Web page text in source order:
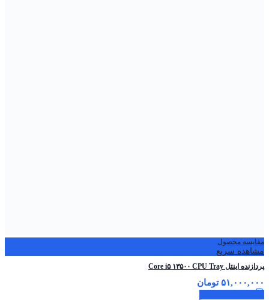
مقایسه محصول
مشاهده سریع
پردازنده اینتل Core i۵ ۱۳۵۰۰ CPU Tray
۵۱,۰۰۰,۰۰۰ تومان